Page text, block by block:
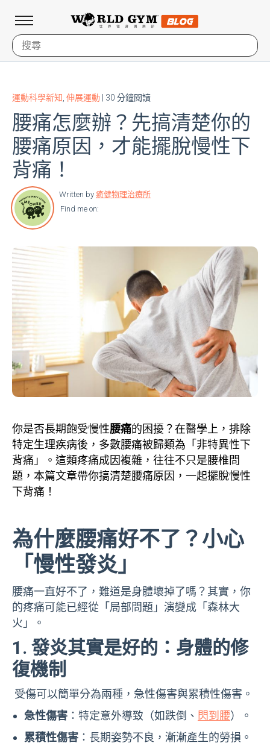
運動科學新知 伸展運動 | 30 分鐘閱讀
腰痛怎麼辦？先搞清楚你的
腰痛原因，才能擺脫慢性下
背痛！
Written by 癒健物理治療所
Find me on:
你是否長期飽受慢性腰痛的困擾？在醫學上，排除
特定生理疾病後，多數腰痛被歸類為「非特異性下
背痛」。這類疼痛成因複雜，往往不只是腰椎問
題，本篇文章帶你搞清楚腰痛原因，一起擺脫慢性
下背痛！
為什麼腰痛好不了？小心
「慢性發炎」
腰痛一直好不了，難道是身體壞掉了嗎？其實，你
的疼痛可能已經從「局部問題」演變成「森林大
火」。
1. 發炎其實是好的：身體的修
復機制
受傷可以簡單分為兩種，急性傷害與累積性傷害。
急性傷害 ： 特定意外導致（如跌倒、 閃到腰）。
累積性傷害 ： 長期姿勢不良，漸漸產生的勞損。